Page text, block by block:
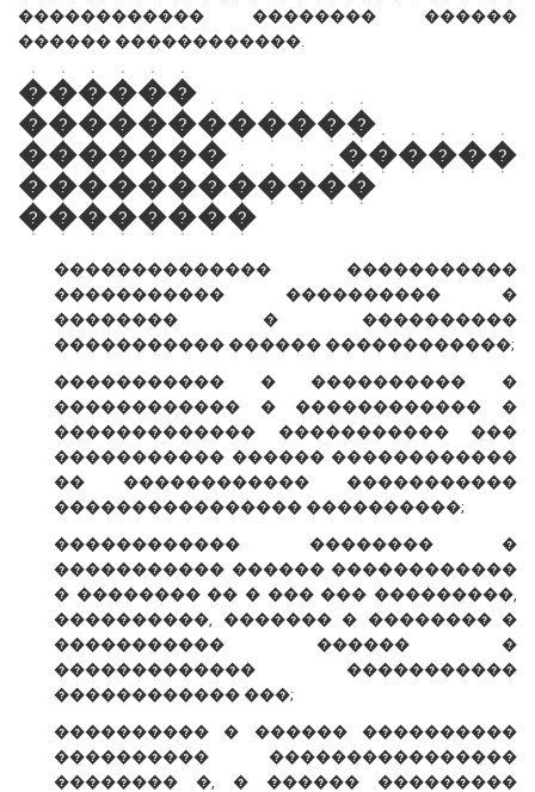
������������ �������� ������
������ ������������.
������
������������
������� ������
������������
��������
�������������� �����������
����������� ���������� �
�������� � ����������
����������� ������ ������������;
����������� � ���������� �
������������ � ������������ �
������������� ����������� ���
����������� ������ ������������
�� ������������ �����������
���������������� ����������;
������������ �������� �
����������� ������ ������������
� �������� �� � ��� ��� ���������,
����������, ������� � �������� �
����������� ������ �
������������� �����������
������������ ���;
���������� � ������ ����������
���������� ����������������
�������� �, � ������ ���������